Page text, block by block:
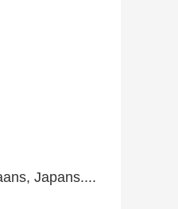
Japans....